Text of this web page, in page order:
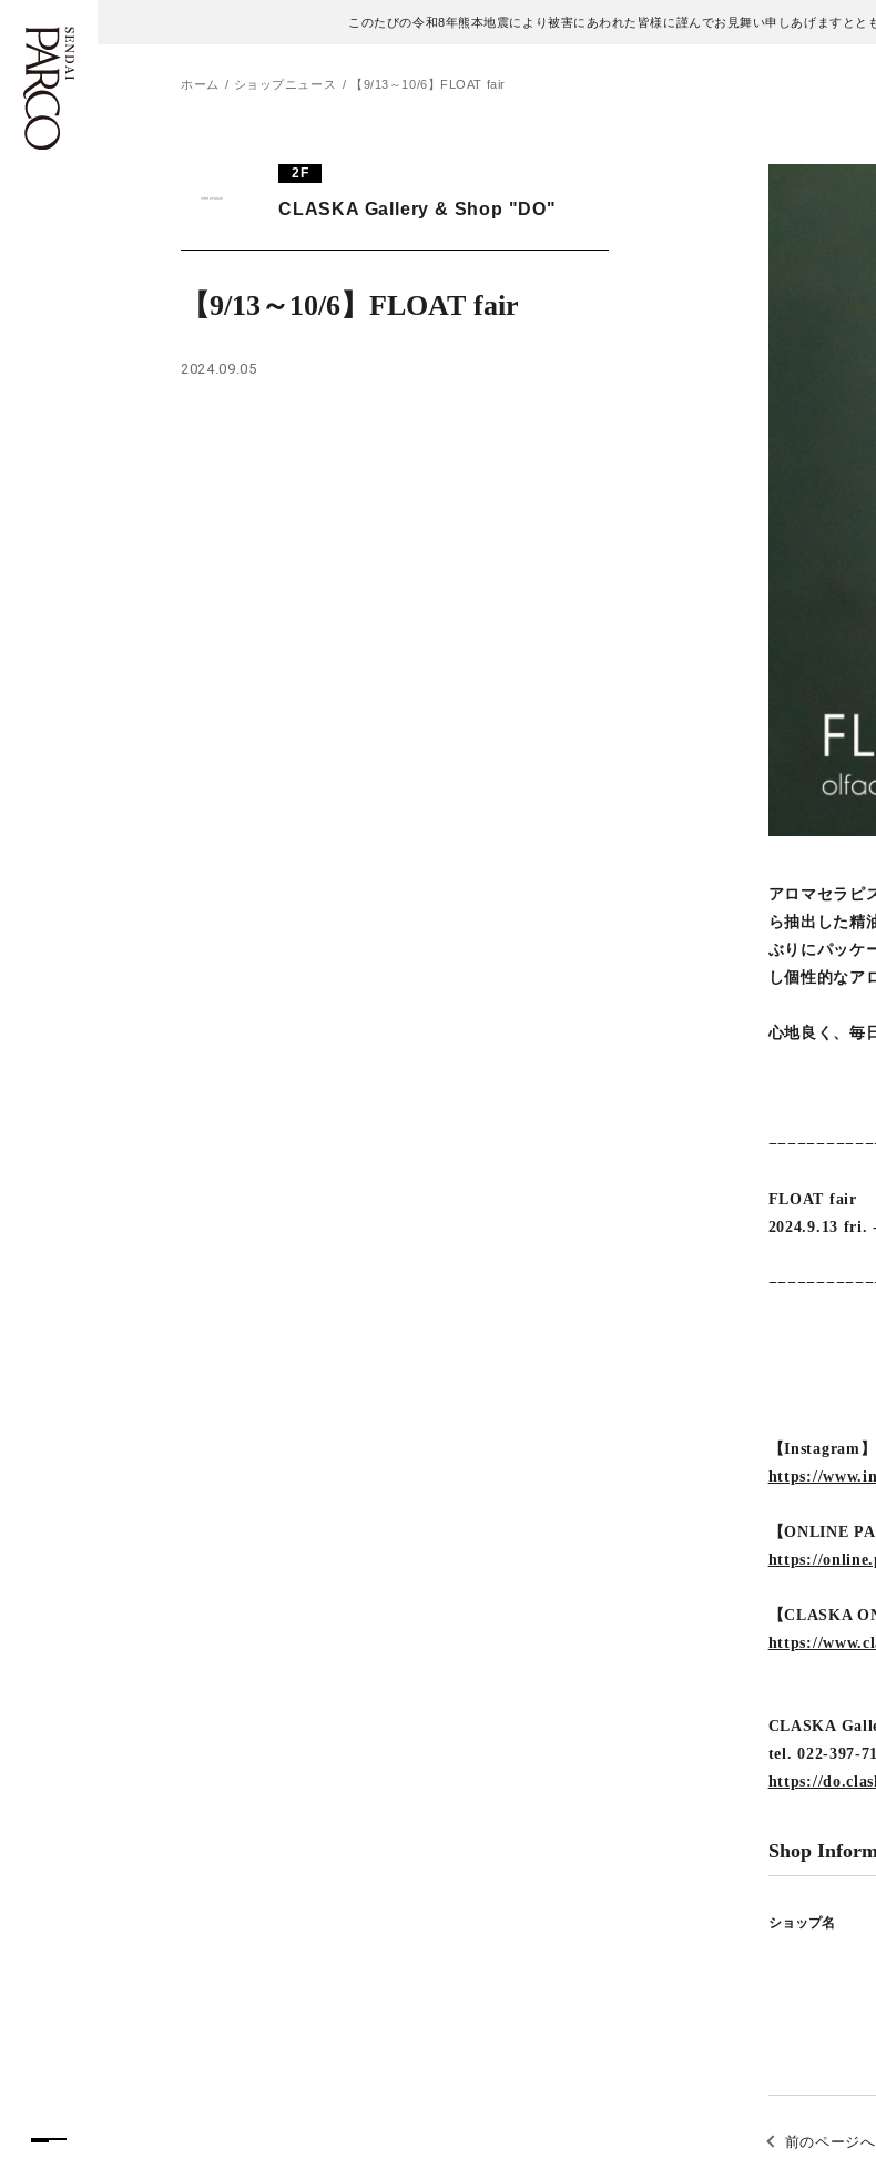
このたびの令和8年熊本地震により被害にあわれた皆様に謹んでお見舞い申しあげますとと
施設案内・アクセス
ホーム ショップニュース 【9/13～10/6】FLOAT fair
2F
CLASKA Gallery & Shop "DO"
【9/13～10/6】FLOAT fair
2024.09.05
アロマセラピ
ら抽出した精
ぶりにパッケ
し個性的なア
心地良く、毎
FLOAT fair
2024.9.13 fri.
【Instagram】
https://
【ONLINE
https://
【CLASKA
https://
CLASKA
tel. 022-397-
https://
Shop
ショップ名
前のページへ